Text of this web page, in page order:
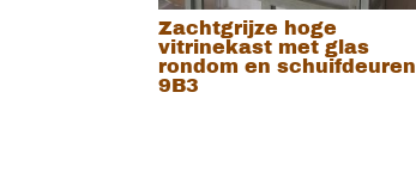
Zachtgrijze hoge
vitrinekast met glas
rondom en schuifdeuren
9B3